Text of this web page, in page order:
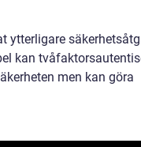
ytterligare
kan
men kan göra